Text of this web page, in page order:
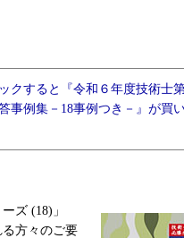
クすると『令和６年度技術士
事例集－18事例つき－』が買
ズ (18)」
方々のご要